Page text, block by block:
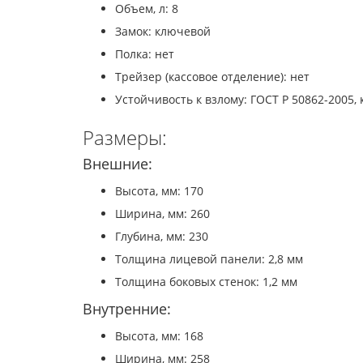
Объем, л: 8
Замок: ключевой
Полка: нет
Трейзер (кассовое отделение): нет
Устойчивость к взлому: ГОСТ Р 50862-2005,
Размеры:
Внешние:
Высота, мм: 170
Ширина, мм: 260
Глубина, мм: 230
Толщина лицевой панели: 2,8 мм
Толщина боковых стенок: 1,2 мм
Внутренние:
Высота, мм: 168
Ширина, мм: 258